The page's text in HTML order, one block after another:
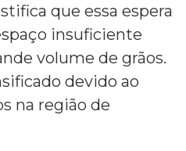
que essa espera
insuficiente
volume de grãos.
devido ao
na região de